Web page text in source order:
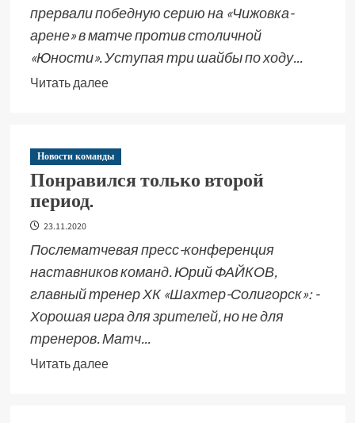
прервали победную серию на «Чижовка-
арене» в матче против столичной
«Юности». Уступая три шайбы по ходу...
Читать далее
Новости команды
Понравился только второй
период.
23.11.2020
Послематчевая пресс-конференция
наставников команд. Юрий ФАЙКОВ,
главный тренер ХК «Шахтер-Солигорск»: -
Хорошая игра для зрителей, но не для
тренеров. Матч...
Читать далее